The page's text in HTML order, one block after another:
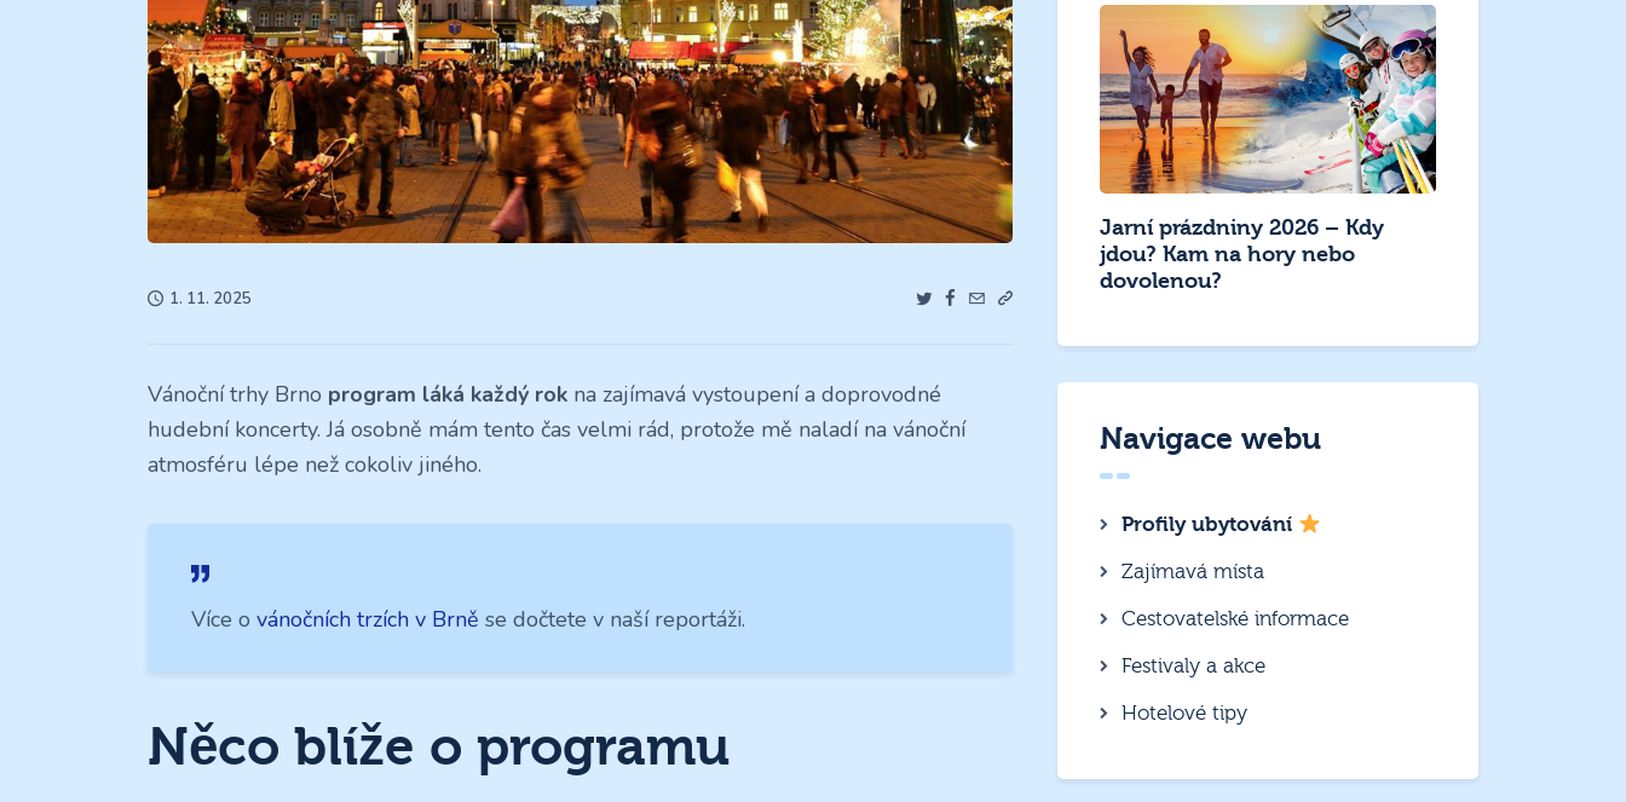
1. 11. 2025
Vánoční trhy Brno program láká každý rok na zajímavá vystoupení a doprovodné
hudební koncerty. Já osobně mám tento čas velmi rád, protože mě naladí na vánoční
atmosféru lépe než cokoliv jiného.
Více o vánočních trzích v Brně se dočtete v naší reportáži.
Něco blíže o programu
Jarní prázdniny 2026 – Kdy
jdou? Kam na hory nebo
dovolenou?
Navigace webu
Profily ubytování
Zajímavá místa
Cestovatelské informace
Festivaly a akce
Hotelové tipy